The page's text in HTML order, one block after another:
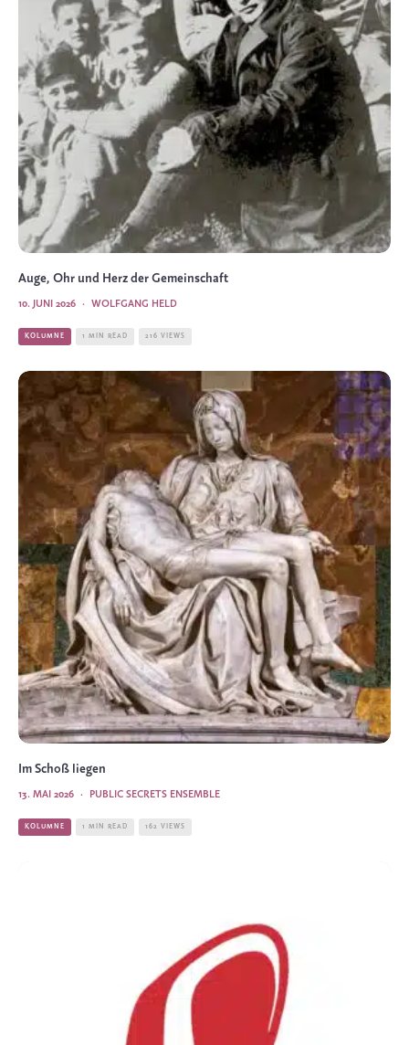
Auge, Ohr und Herz der Gemeinschaft
WOLFGANG HELD
·
10. JUNI 2026
KOLUMNE 1 MIN READ 216 VIEWS
Im Schoß liegen
PUBLIC SECRETS ENSEMBLE
·
13. MAI 2026
KOLUMNE 1 MIN READ 162 VIEWS